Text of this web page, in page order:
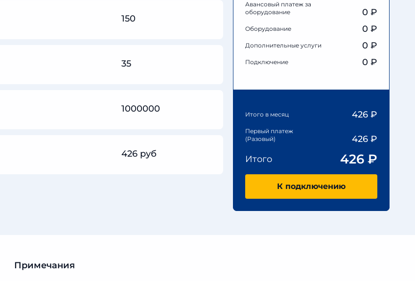
150
35
1000000
426 руб
Примечания
Авансовый платеж за
оборудование
0 ₽
Оборудование 0 ₽
Дополнительные услуги 0 ₽
Подключение 0 ₽
Итого в месяц 426 ₽
Первый платеж
(Разовый)
426 ₽
Итого
426 ₽
К подключению